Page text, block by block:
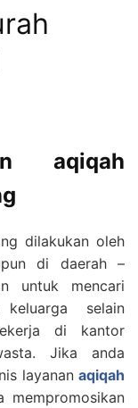
aqiqah
dilakukan oleh
di daerah –
untuk mencari
keluarga selain
di kantor
Jika anda
layanan aqiqah